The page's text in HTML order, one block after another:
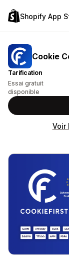
Shopify App
Cookie
Tarification
Essai gratuit
disponible
Voir